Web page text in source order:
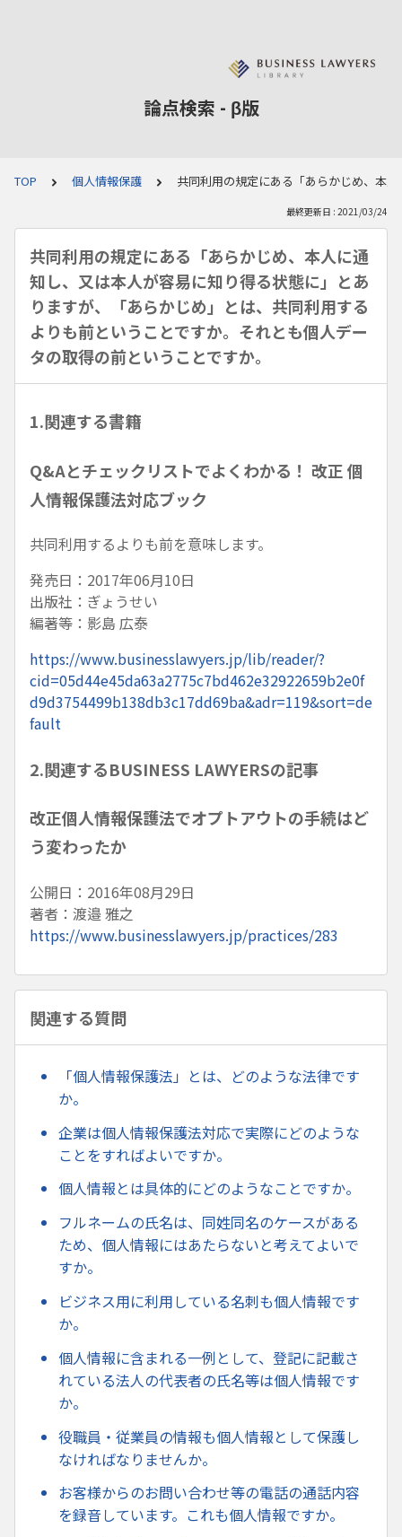
論点検索 - β版
TOP 個人情報保護 共同利用の規定にある「あらかじめ、本
最終更新日 : 2021/03/24
共同利用の規定にある「あらかじめ、本人に通
知し、又は本人が容易に知り得る状態に」とあ
りますが、「あらかじめ」とは、共同利用する
よりも前ということですか。それとも個人デー
タの取得の前ということですか。
1.関連する書籍
Q&Aとチェックリストでよくわかる！ 改正 個
人情報保護法対応ブック
共同利用するよりも前を意味します。
発売日：2017年06月10日
出版社：ぎょうせい
編著等：影島 広泰
https://www.businesslawyers.jp/lib/reader/?
cid=05d44e45da63a2775c7bd462e32922659b2e0f
d9d3754499b138db3c17dd69ba&adr=119&sort=de
fault
2.関連するBUSINESS LAWYERSの記事
改正個人情報保護法でオプトアウトの手続はど
う変わったか
公開日：2016年08月29日
著者：渡邉 雅之
https://www.businesslawyers.jp/practices/283
関連する質問
「個人情報保護法」とは、どのような法律です
か。
企業は個人情報保護法対応で実際にどのような
ことをすればよいですか。
個人情報とは具体的にどのようなことですか。
フルネームの氏名は、同姓同名のケースがある
ため、個人情報にはあたらないと考えてよいで
すか。
ビジネス用に利用している名刺も個人情報です
か。
個人情報に含まれる一例として、登記に記載さ
れている法人の代表者の氏名等は個人情報です
か。
役職員・従業員の情報も個人情報として保護し
なければなりませんか。
お客様からのお問い合わせ等の電話の通話内容
を録音しています。これも個人情報ですか。